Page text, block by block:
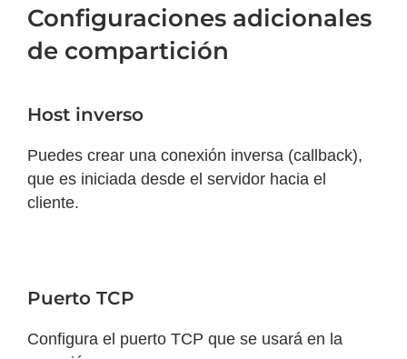
Configuraciones adicionales
de compartición
Host inverso
Puedes crear una conexión inversa (callback),
que es iniciada desde el servidor hacia el
cliente.
Puerto TCP
Configura el puerto TCP que se usará en la